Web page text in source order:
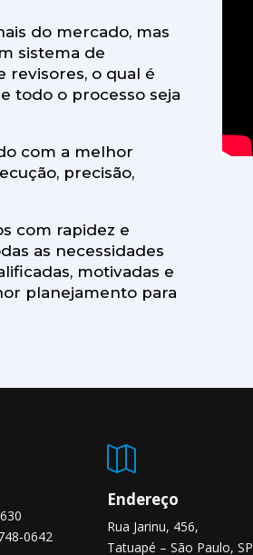
do mercado, mas
sistema de
revisores, o qual é
todo o processo seja
com a melhor
precisão,
com rapidez e
as necessidades
motivadas e
planejamento para
0642

Endereço
Rua Jarinu, 456,
Tatuapé – São Paulo, SP